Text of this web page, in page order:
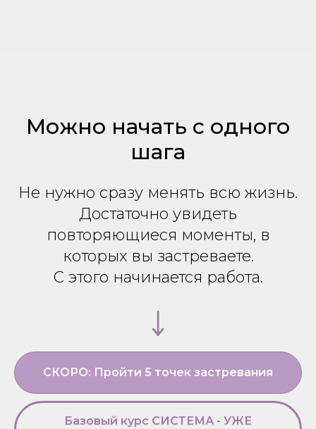
Можно начать с одного
шага
Не нужно сразу менять всю жизнь.
Достаточно увидеть
повторяющиеся моменты, в
которых вы застреваете.
С этого начинается работа.
СКОРО: Пройти 5 точек застревания
Базовый курс СИСТЕМА - УЖЕ